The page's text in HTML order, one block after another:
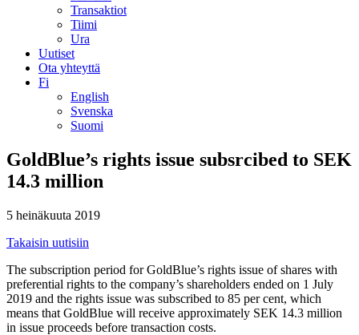
Transaktiot
Tiimi
Ura
Uutiset
Ota yhteyttä
Fi
English
Svenska
Suomi
GoldBlue’s rights issue subsrcibed to SEK
14.3 million
5 heinäkuuta 2019
Takaisin uutisiin
The subscription period for GoldBlue’s rights issue of shares with
preferential rights to the company’s shareholders ended on 1 July
2019 and the rights issue was subscribed to 85 per cent, which
means that GoldBlue will receive approximately SEK 14.3 million
in issue proceeds before transaction costs.